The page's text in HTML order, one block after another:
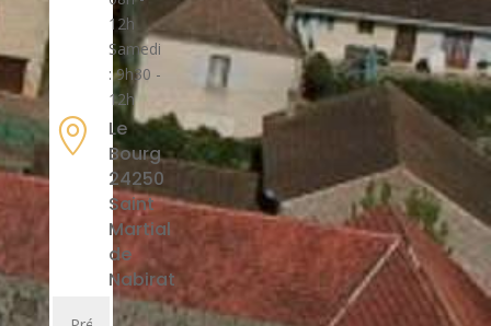
12h
Samedi
: 9h30 -
12h

Le
Bourg
24250
Saint
Martial
de
Nabirat